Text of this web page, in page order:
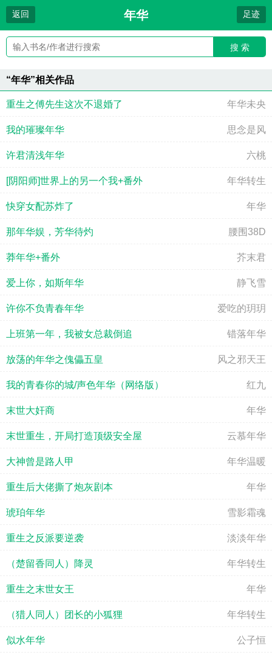
返回 年华 足迹
搜 索
“年华”相关作品
重生之傅先生这次不退婚了 年华未央
我的璀璨年华 思念是风
许君清浅年华 六桃
[阴阳师]世界上的另一个我+番外 年华转生
快穿女配苏炸了 年华
那年华娱，芳华待灼 腰围38D
莽年华+番外 芥末君
爱上你，如斯年华 静飞雪
许你不负青春年华 爱吃的玥玥
上班第一年，我被女总裁倒追 错落年华
放荡的年华之傀儡五皇 风之邪天王
我的青春你的城/声色年华（网络版） 红九
末世大奸商 年华
末世重生，开局打造顶级安全屋 云慕年华
大神曾是路人甲 年华温暖
重生后大佬撕了炮灰剧本 年华
琥珀年华 雪影霜魂
重生之反派要逆袭 淡淡年华
（楚留香同人）降灵 年华转生
重生之末世女王 年华
（猎人同人）团长的小狐狸 年华转生
似水年华 公子恒